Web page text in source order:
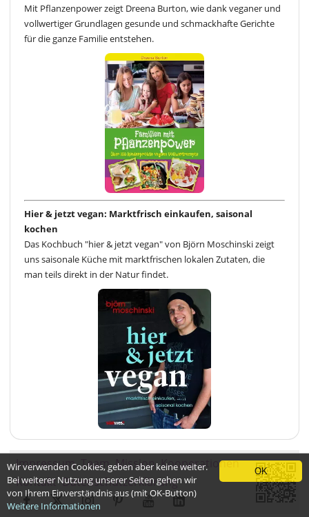
Mit Pflanzenpower zeigt Dreena Burton, wie dank veganer und
vollwertiger Grundlagen gesunde und schmackhafte Gerichte
für die ganze Familie entstehen.
Hier & jetzt vegan: Marktfrisch einkaufen, saisonal
kochen
Das Kochbuch "hier & jetzt vegan" von Björn Moschinski zeigt
uns saisonale Küche mit marktfrischen lokalen Zutaten, die
man teils direkt in der Natur findet.
ImpressumTeamMissionKooperationen
KontaktDatenschutzerklärung
OK
Wir verwenden Cookies, geben aber keine weiter.
Bei weiterer Nutzung unserer Seiten gehen wir
von Ihrem Einverständnis aus (mit OK-Button)
Weitere Informationen